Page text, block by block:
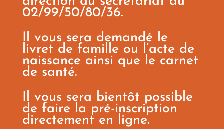
02/99/50/80/36.
Il vous sera demandé le
livret de famille ou l’acte de
naissance ainsi que le carnet
de santé.
Il vous sera bientôt possible
de faire la pré-inscription
directement en ligne.